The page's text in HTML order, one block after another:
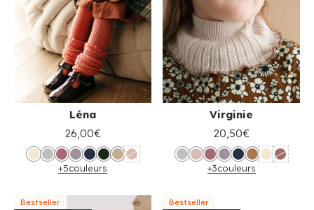
Léna
26,00€
+5couleurs
Virginie
20,50€
+3couleurs
Bestseller
Bestseller